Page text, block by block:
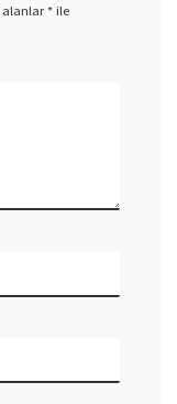
alanlar*ile